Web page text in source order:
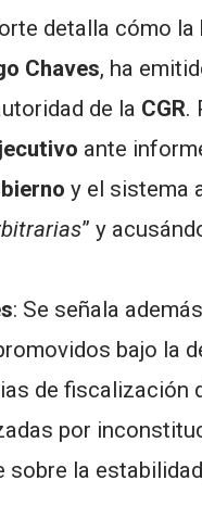
detalla cómo la
Chaves, ha
de la CGR.
ante
y el sistema
” y
: Se señala
bajo la
de fiscalización
por
sobre la